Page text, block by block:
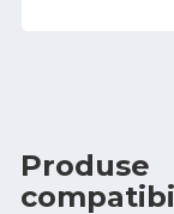
Produse